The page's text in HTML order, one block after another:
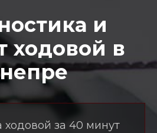
и
ходовой в
ходовой за 40 минут